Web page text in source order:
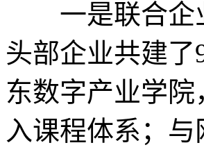
一是联合企业
头部企业共建
东数字产业学
入课程体系；